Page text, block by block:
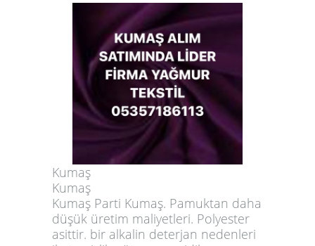
Kumaş
Kumaş
Kumaş Parti Kumaş. Pamuktan daha
düşük üretim maliyetleri. Polyester
asittir. bir alkalin deterjan nedenleri